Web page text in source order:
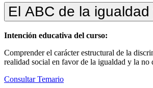
El ABC de la
Intención educativa del curso:
Comprender el carácter estructural de la
realidad social en favor de la igualdad y la no
Consultar Temario